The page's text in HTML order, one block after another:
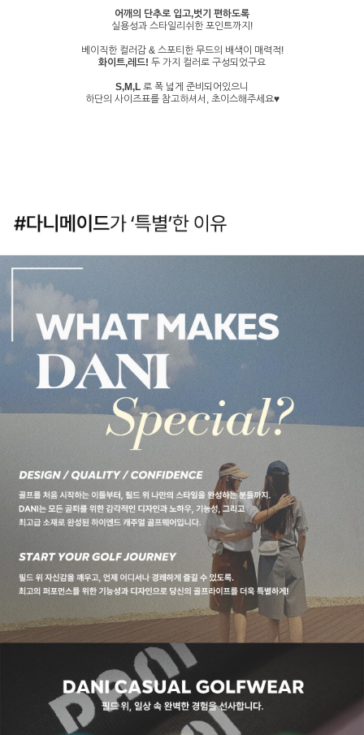
어깨의 단추로 입고,벗기 편하도록
실용성과 스타일리쉬한 포인트까지!
베이직한 컬러감 & 스포티한 무드의 배색이 매력적!
화이트,레드! 두 가지 컬러로 구성되었구요
S,M,L 로 폭 넓게 준비되어있으니
하단의 사이즈표를 참고하셔서, 초이스해주세요♥